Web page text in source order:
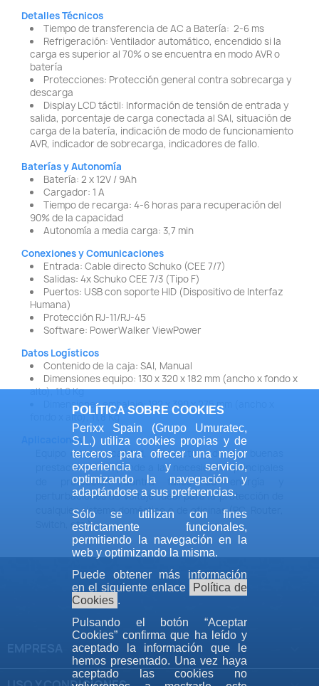
Detalles Técnicos
Tiempo de transferencia de AC a Batería: 2-6 ms
Refrigeración: Ventilador automático, encendido si la
carga es superior al 70% o se encuentra en modo AVR o
batería
Protecciones: Protección general contra sobrecarga y
descarga
Display LCD táctil: Información de tensión de entrada y
salida, porcentaje de carga conectada al SAI, situación de
carga de la batería, indicación de modo de funcionamiento
AVR, indicador de sobrecarga, indicadores de fallo.
Baterías y Autonomía
Batería: 2 x 12V / 9Ah
Cargador: 1 A
Tiempo de recarga: 4-6 horas para recuperación del
90% de la capacidad
Autonomía a media carga: 3,7 min
Conexiones y Comunicaciones
Entrada: Cable directo Schuko (CEE 7/7)
Salidas: 4x Schuko CEE 7/3 (Tipo F)
Puertos: USB con soporte HID (Dispositivo de Interfaz
Humana)
Protección RJ-11/RJ-45
Software: PowerWalker ViewPower
Datos Logísticos
Contenido de la caja: SAI, Manual
Dimensiones equipo: 130 x 320 x 182 mm (ancho x fondo x
alto), 11,0 Kg
Dimensiones embalaje: 192 x 390 x 275 mm (ancho x
fondo x alto), 11,8 Kg
Aplicaciones
Equipo de gran calidad, compacto, y de muy buenas
prestaciones. Responde a las necesidades principales
de protección contra fallos de energía y
perturbaciones de voltaje. Ideal para la protección de
cualquier sistema doméstico o de oficinas (PC, Router,
Switch, etc.)
EMPRESA
POLÍTICA SOBRE COOKIES
Perixx Spain (Grupo Umuratec,
S.L.) utiliza cookies propias y de
terceros para ofrecer una mejor
experiencia y servicio,
optimizando la navegación y
adaptándose a sus preferencias.
Sólo se utilizan con fines
estrictamente funcionales,
permitiendo la navegación en la
web y optimizando la misma.
Puede obtener más información
en el siguiente enlace
Política de
Cookies .
Pulsando el botón “Aceptar
Cookies” confirma que ha leído y
aceptado la información que le
hemos presentado. Una vez haya
aceptado las cookies no